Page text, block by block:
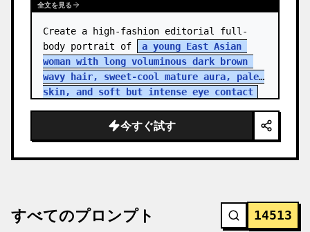
全文を見る
Create a high-fashion editorial full-
body portrait of
a young East Asian
woman with long voluminous dark brown
wavy hair, sweet-cool mature aura, pale
skin, and soft but intense eye contact
今すぐ試す
すべてのプロンプト 14513